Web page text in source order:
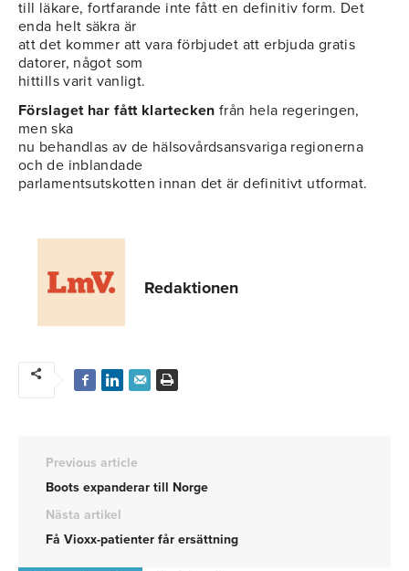
till läkare, fortfarande inte fått en definitiv form. Det
enda helt säkra är
att det kommer att vara förbjudet att erbjuda gratis
datorer, något som
hittills varit vanligt.
Förslaget har fått klartecken från hela regeringen,
men ska
nu behandlas av de hälsovårdsansvariga regionerna
och de inblandade
parlamentsutskotten innan det är definitivt utformat.
Redaktionen
Previous article
Boots expanderar till Norge
Nästa artikel
Få Vioxx-patienter får ersättning